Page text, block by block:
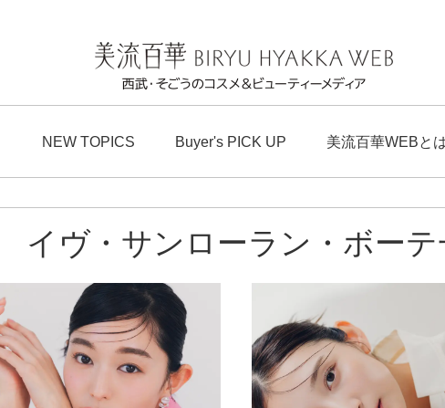
NEW TOPICS Buyer's PICK UP 美流百華WEBと
イヴ・サンローラン・ボーテ